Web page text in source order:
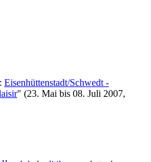
Eisenhüttenstadt/Schwedt -
" (23. Mai bis 08. Juli 2007,